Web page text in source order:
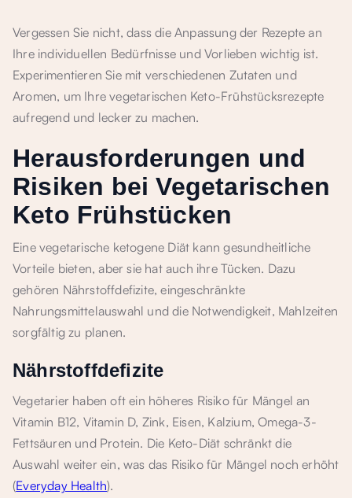
Vergessen Sie nicht, dass die Anpassung der Rezepte an
Ihre individuellen Bedürfnisse und Vorlieben wichtig ist.
Experimentieren Sie mit verschiedenen Zutaten und
Aromen, um Ihre vegetarischen Keto-Frühstücksrezepte
aufregend und lecker zu machen.
Herausforderungen und
Risiken bei Vegetarischen
Keto Frühstücken
Eine vegetarische ketogene Diät kann gesundheitliche
Vorteile bieten, aber sie hat auch ihre Tücken. Dazu
gehören Nährstoffdefizite, eingeschränkte
Nahrungsmittelauswahl und die Notwendigkeit, Mahlzeiten
sorgfältig zu planen.
Nährstoffdefizite
Vegetarier haben oft ein höheres Risiko für Mängel an
Vitamin B12, Vitamin D, Zink, Eisen, Kalzium, Omega-3-
Fettsäuren und Protein. Die Keto-Diät schränkt die
Auswahl weiter ein, was das Risiko für Mängel noch erhöht
(Everyday Health).